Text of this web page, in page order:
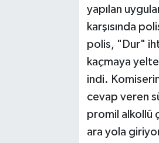
yapılan
karşısında
polis, "Dur"
kaçmaya
indi.
cevap veren
promil alkollü
ara yola